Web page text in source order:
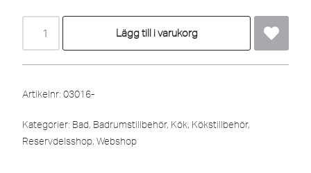
Lägg till i varukorg
Artikelnr: 03016-
Kategorier: Bad, Badrumstillbehör, Kök, Kökstillbehör,
Reservdelsshop, Webshop